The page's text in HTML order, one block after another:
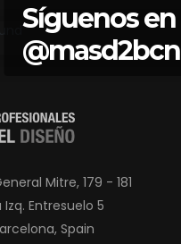
Síguenos en
@masd2bcn
Mitre, 179 - 181
Izq. Entresuelo 5
Spain